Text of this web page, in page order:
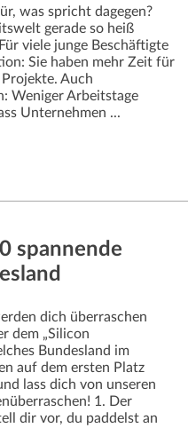
was spricht dagegen?
gerade so heiß
viele junge Beschäftigte
Sie haben mehr Zeit für
Auch
Weniger Arbeitstage
Unternehmen ...
spannende
dich überraschen
dem „Silicon
Bundesland im
auf dem ersten Platz
lass dich von unseren
1. Der
dir vor, du paddelst an